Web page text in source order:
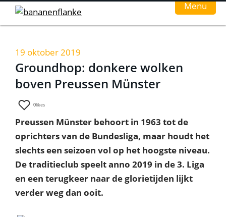
Home
Nieuws
Groundhopverhalen
De fans
Achtergrond
Menu
19 oktober 2019
Groundhop: donkere wolken
boven Preussen Münster
0likes
Preussen Münster behoort in 1963 tot de
oprichters van de Bundesliga, maar houdt het
slechts een seizoen vol op het hoogste niveau.
De traditieclub speelt anno 2019 in de 3. Liga
en een terugkeer naar de glorietijden lijkt
verder weg dan ooit.